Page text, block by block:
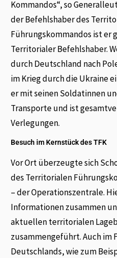
Kommandos“, so
der Befehlshaber des
Führungskommandos ist er
Territorialer Befehlshaber.
durch Deutschland nach
im Krieg durch die Ukraine
er mit seinen Soldatinnen
Transporte und ist
Verlegungen.
Besuch im Kernstück des TFK
Vor Ort überzeugte sich
des Territorialen
– der Operationszentrale.
Informationen zusammen
aktuellen territorialen
zusammengeführt. Auch im
Deutschlands, wie zum